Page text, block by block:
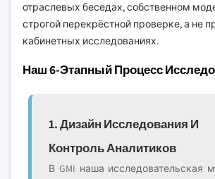
отраслевых беседах, собственном
строгой перекрёстной проверке, а не
кабинетных исследованиях.
Наш 6-Этапный Процесс
1. Дизайн Исследования И
Контроль Аналитиков
В GMI наша исследовательская